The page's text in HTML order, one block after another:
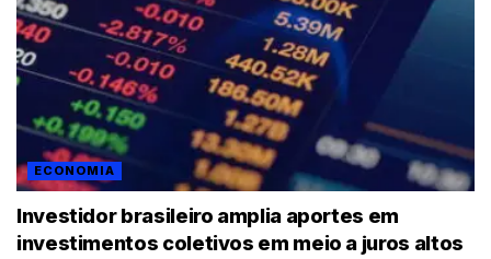
ECONOMIA
Investidor brasileiro amplia aportes em
investimentos coletivos em meio a juros altos